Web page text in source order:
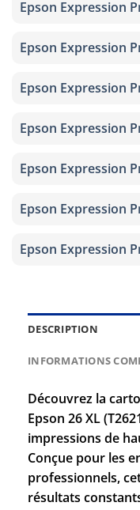
Epson Expression
Epson Expression
Epson Expression
Epson Expression
Epson Expression
Epson Expression
Epson Expression
DESCRIPTION
INFORMATIONS
Découvrez la
Epson 26 XL
impressions de
Conçue pour les
professionnels,
résultats